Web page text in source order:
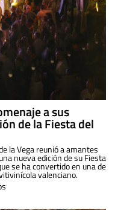
a sus
de la Fiesta del
la Vega reunió a amantes
nueva edición de su Fiesta
se ha convertido en una de
valenciano.